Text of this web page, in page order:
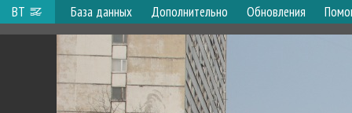
ВТ База данных Дополнительно Обновления